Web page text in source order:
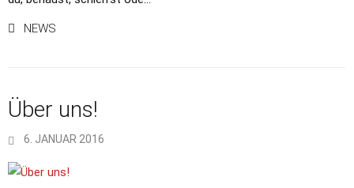
NEWS
Über uns!
6. JANUAR 2016